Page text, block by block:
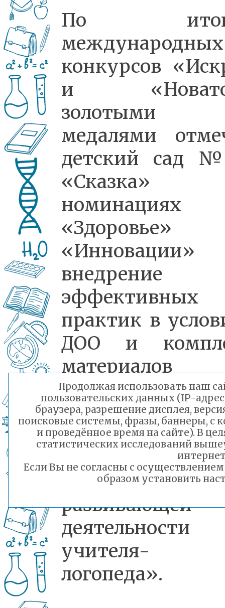
По
международных
конкурсов
и
золотыми
медалями
детский сад
номинациях
«Инновации»
внедрение
эффективных
практик в
ДОО и
материалов
«Говоруши»
«Использование
комплекса
коррекционно-
развивающей
деятельности
учителя-
логопеда».
Продолжая использовать наш
пользовательских данных (IP-
браузера, разрешение дисплея,
поисковые системы, фразы, баннеры, с
и проведённое время на сайте). В
статистических исследований
Если Вы не согласны с
образом установить